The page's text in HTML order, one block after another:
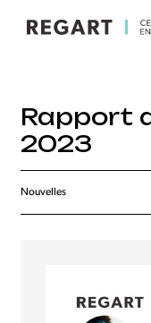
Rapport
2023
Nouvelles